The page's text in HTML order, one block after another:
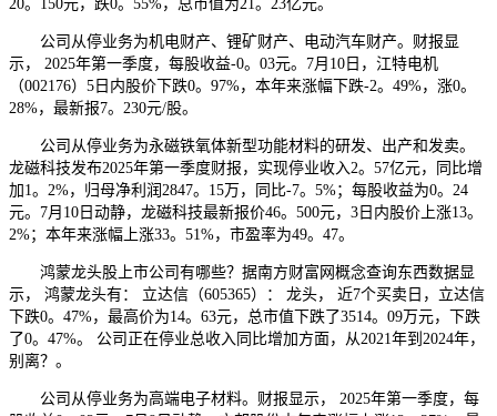
20。150元，跌0。55%，总市值为21。23亿元。
公司从停业务为机电财产、锂矿财产、电动汽车财产。财报显
示， 2025年第一季度，每股收益-0。03元。7月10日，江特电机
（002176）5日内股价下跌0。97%，本年来涨幅下跌-2。49%，涨0。
28%，最新报7。230元/股。
公司从停业务为永磁铁氧体新型功能材料的研发、出产和发卖。
龙磁科技发布2025年第一季度财报，实现停业收入2。57亿元，同比增
加1。2%，归母净利润2847。15万，同比-7。5%；每股收益为0。24
元。7月10日动静，龙磁科技最新报价46。500元，3日内股价上涨13。
2%；本年来涨幅上涨33。51%，市盈率为49。47。
鸿蒙龙头股上市公司有哪些？据南方财富网概念查询东西数据显
示， 鸿蒙龙头有： 立达信（605365）： 龙头， 近7个买卖日，立达信
下跌0。47%，最高价为14。63元，总市值下跌了3514。09万元，下跌
了0。47%。 公司正在停业总收入同比增加方面，从2021年到2024年，
别离？。
公司从停业务为高端电子材料。财报显示， 2025年第一季度，每